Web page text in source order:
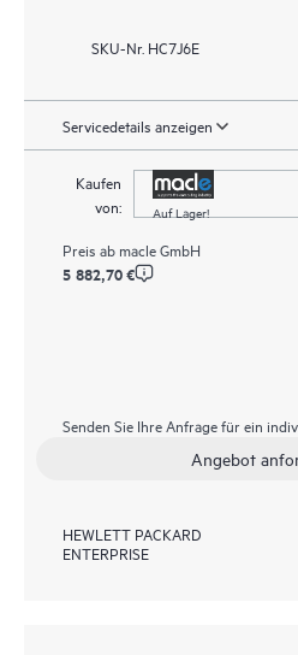
SKU-Nr. HC7J6E
Servicedetails anzeigen
Kaufen
von:
Auf Lager!
Preis ab macle GmbH
5 882,70 €
Senden Sie Ihre Anfrage für ein
Angebot
HEWLETT PACKARD
ENTERPRISE